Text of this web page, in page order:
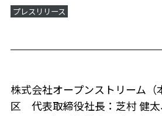
プレスリリース
株式会社オープンストリーム（
区 代表取締役社長：芝村 健太